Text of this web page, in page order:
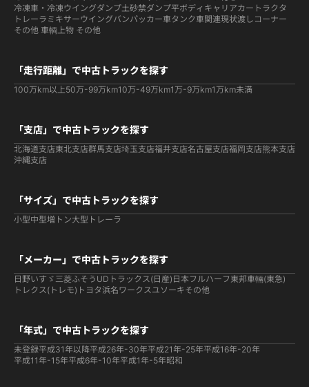
冷凍車・冷凍ウイングダンプ土砂禁ダンプ平ボディ キャリアカー トラクタ
トレーラ ミキサーウイングバンパッカー車タンク車関連現状渡しコーナー
その他 車輌上物 その他
「走行距離」で中古トラックを探す
100万km以上50万-99万km10万-49万km1万-9万km1万km未満
「支店」で中古トラックを探す
北海道支店東北支店群馬支店埼玉支店福井支店名古屋支店福岡支店熊本支店
沖縄支店
「サイズ」で中古トラックを探す
小型中型増トン大型 トレーラ
「メーカー」で中古トラックを探す
日野いすゞ 三菱ふそう UDトラックス(日産) 日本フルハーフ 東邦車輛(東急)
トレクス(トレモ) トヨタ浜名ワークスユソーキその他
「年式」で中古トラックを探す
未登録平成31年以降平成26年-30年平成21年-25年平成16年-20年
平成11年-15年平成6年-10年平成1年-5年昭和